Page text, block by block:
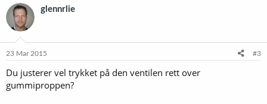
k
s
j
o
e
:
glennrlie
23 Mar 2015 #3
Du justerer vel trykket på den ventilen rett over
gummiproppen?